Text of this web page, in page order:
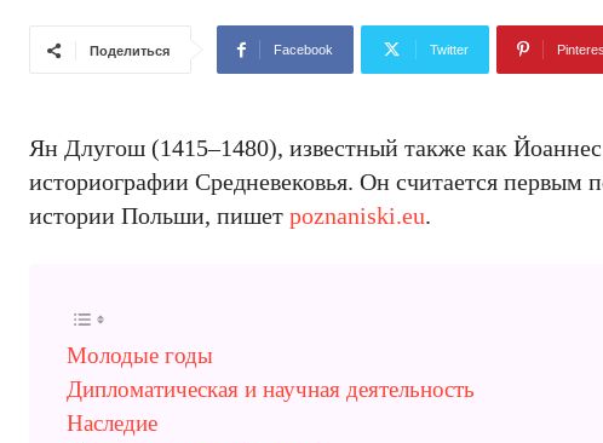
Поделиться Facebook Twitter
Ян Длугош (1415–1480), известный также как
историографии Средневековья. Он считается первым
истории Польши, пишет poznaniski.eu.
Молодые годы
Дипломатическая и научная деятельность
Наследие